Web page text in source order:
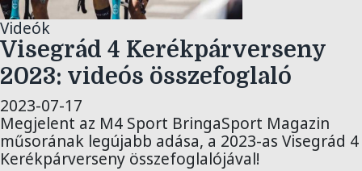
Videók
Visegrád 4 Kerékpárverseny
2023: videós összefoglaló
2023-07-17
Megjelent az M4 Sport BringaSport Magazin
műsorának legújabb adása, a 2023-as Visegrád 4
Kerékpárverseny összefoglalójával!